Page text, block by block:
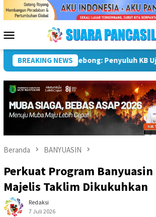
Menu
Mobile
BREAKING NEWS
Keluarga Sekda Pimpin Rapat,
Beranda BANYUASIN
Perkuat Program
Majelis Taklim Dikukuhkan
Redaksi
7 Juli 2026